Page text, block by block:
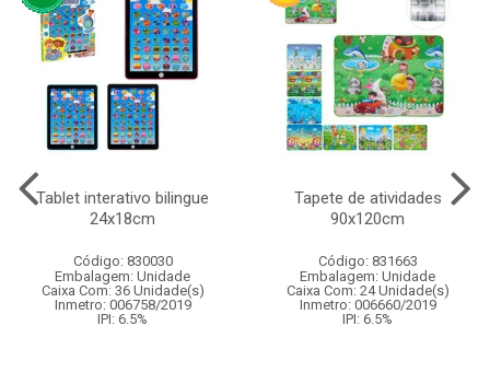
Tablet interativo bilingue
24x18cm
Código: 830030
Embalagem: Unidade
Caixa Com: 36 Unidade(s)
Inmetro: 006758/2019
IPI: 6.5%
Tapete de atividades
90x120cm
Código: 831663
Embalagem: Unidade
Caixa Com: 24 Unidade(s)
Inmetro: 006660/2019
IPI: 6.5%